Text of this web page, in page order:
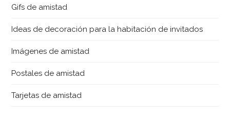
Gifs de amistad
Ideas de decoración para la habitación de invitados
Imágenes de amistad
Postales de amistad
Tarjetas de amistad